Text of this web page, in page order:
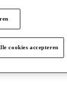
cookies accepteren